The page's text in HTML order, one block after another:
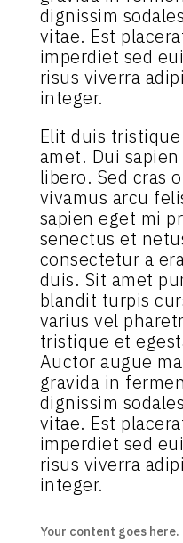
dignissim
vitae. Est
imperdiet sed
risus viverra
integer.
Elit duis
amet. Dui
libero. Sed cras
vivamus arcu
sapien eget mi
senectus et
consectetur a
duis. Sit amet
blandit turpis
varius vel
tristique et
Auctor augue
gravida in
dignissim
vitae. Est
imperdiet sed
risus viverra
integer.
Your content goes